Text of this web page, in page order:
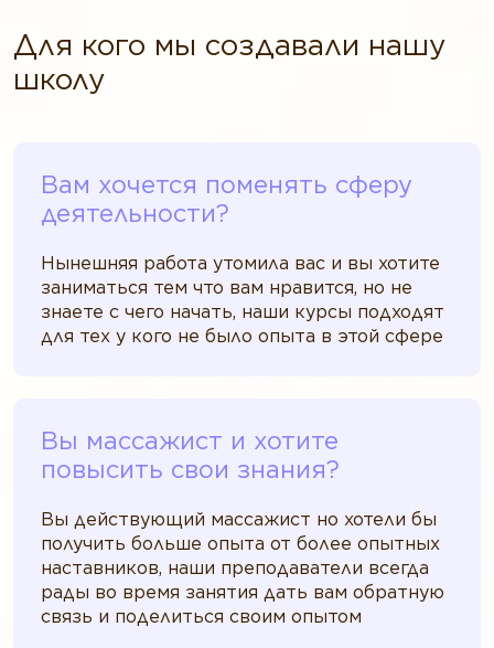
Для кого мы создавали нашу
школу
Вам хочется поменять сферу
деятельности?
Нынешняя работа утомила вас и вы хотите
заниматься тем что вам нравится, но не
знаете с чего начать, наши курсы подходят
для тех у кого не было опыта в этой сфере
Вы массажист и хотите
повысить свои знания?
Вы действующий массажист но хотели бы
получить больше опыта от более опытных
наставников, наши преподаватели всегда
рады во время занятия дать вам обратную
связь и поделиться своим опытом